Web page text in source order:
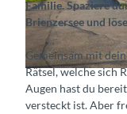
©CC-BY-SA
Familie. Spaziere
Brienzersee und
Gemeinsam mit
Rätsel, welche sich
Augen hast du
versteckt ist. Aber